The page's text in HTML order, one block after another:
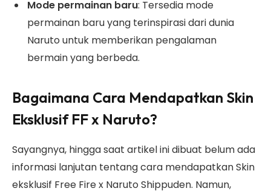
Mode permainan baru: Tersedia mode
permainan baru yang terinspirasi dari dunia
Naruto untuk memberikan pengalaman
bermain yang berbeda.
Bagaimana Cara Mendapatkan Skin
Eksklusif FF x Naruto?
Sayangnya, hingga saat artikel ini dibuat belum ada
informasi lanjutan tentang cara mendapatkan Skin
eksklusif Free Fire x Naruto Shippuden. Namun,